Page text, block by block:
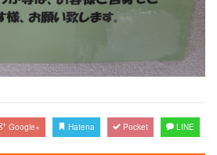
Google+ Hatena Pocket LINE